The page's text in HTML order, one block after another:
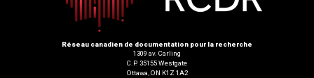
Réseau canadien de documentation pour la recherche
1309 av. Carling
C.P. 35155 Westgate
Ottawa, ON K1Z 1A2